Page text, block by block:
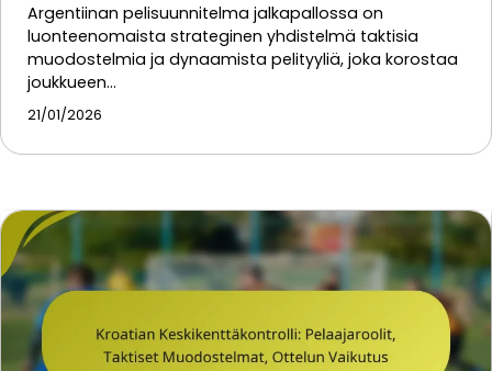
Argentiinan pelisuunnitelma jalkapallossa on
luonteenomaista strateginen yhdistelmä taktisia
muodostelmia ja dynaamista pelityyliä, joka korostaa
joukkueen…
21/01/2026